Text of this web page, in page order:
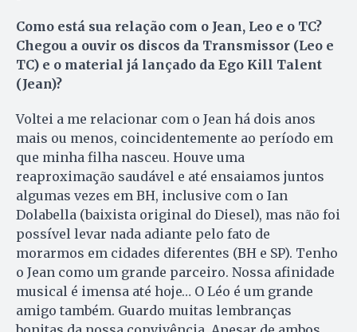
Como está sua relação com o Jean, Leo e o TC?
Chegou a ouvir os discos da Transmissor (Leo e
TC) e o material já lançado da Ego Kill Talent
(Jean)?
Voltei a me relacionar com o Jean há dois anos
mais ou menos, coincidentemente ao período em
que minha filha nasceu. Houve uma
reaproximação saudável e até ensaiamos juntos
algumas vezes em BH, inclusive com o Ian
Dolabella (baixista original do Diesel), mas não foi
possível levar nada adiante pelo fato de
morarmos em cidades diferentes (BH e SP). Tenho
o Jean como um grande parceiro. Nossa afinidade
musical é imensa até hoje… O Léo é um grande
amigo também. Guardo muitas lembranças